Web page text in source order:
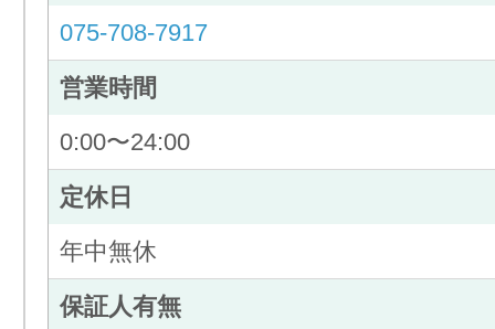
075-708-7917
営業時間
0:00〜24:00
定休日
年中無休
保証人有無